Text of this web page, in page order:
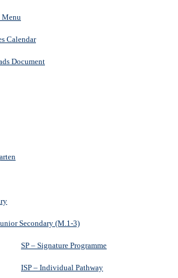
Menu
Calendar
Document
Secondary (M.1-3)
SP – Signature Programme
ISP – Individual Pathway